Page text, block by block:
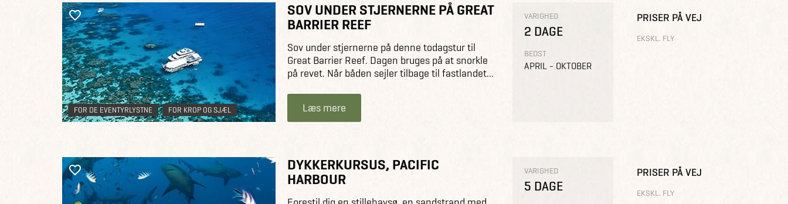
FOR DE EVENTYRLYSTNE FOR KROP OG SJÆL
SOV UNDER STJERNERNE PÅ GREAT
BARRIER REEF
Sov under stjernerne på denne todagstur til
Great Barrier Reef. Dagen bruges på at snorkle
på revet. Når båden sejler tilbage til fastlandet...
Læs mere
VARIGHED
2 DAGE
BEDST
APRIL - OKTOBER
PRISER PÅ VEJ
EKSKL. FLY
DYKKERKURSUS, PACIFIC
HARBOUR
VARIGHED
5 DAGE
PRISER PÅ VEJ
EKSKL. FLY